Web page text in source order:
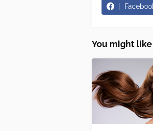
You might like